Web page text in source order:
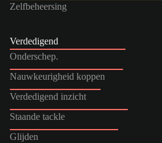
Zelfbeheersing
Verdedigend
Onderschep.
Nauwkeurigheid koppen
Verdedigend inzicht
Staande tackle
Glijden